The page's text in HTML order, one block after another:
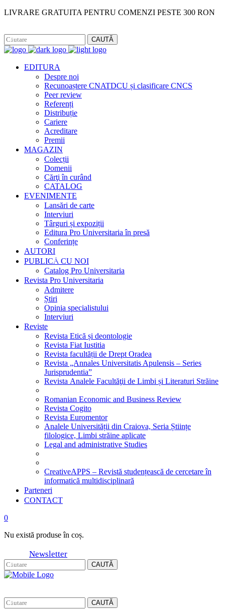
LIVRARE GRATUITA PENTRU COMENZI PESTE 300 RON
CAUTĂ
EDITURA
Despre noi
Recunoaștere CNATDCU și clasificare CNCS
Peer review
Referenți
Distribuție
Cariere
Acreditare
Premii
MAGAZIN
Colecții
Domenii
Cărţi în curând
CATALOG
EVENIMENTE
Lansări de carte
Interviuri
Târguri și expoziții
Editura Pro Universitaria în presă
Conferințe
AUTORI
PUBLICĂ CU NOI
Catalog Pro Universitaria
Revista Pro Universitaria
Admitere
Știri
Opinia specialistului
Interviuri
Reviste
Revista Etică și deontologie
Revista Fiat Iustitia
Revista facultății de Drept Oradea
Revista „Annales Universitatis Apulensis – Series
Jurisprudentia”
Revista Analele Facultăţii de Limbi și Literaturi Străine
Romanian Economic and Business Review
Revista Cogito
Revista Euromentor
Analele Universității din Craiova, Seria Științe
filologice, Limbi străine aplicate
Legal and administrative Studies
CreativeAPPS – Revistă studențească de cercetare în
informatică multidisciplinară
Parteneri
CONTACT
0
Nu există produse în coș.
Newsletter
CAUTĂ
CAUTĂ